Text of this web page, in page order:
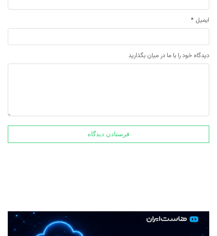
ایمیل *
دیدگاه خود را با ما در میان بگذارید